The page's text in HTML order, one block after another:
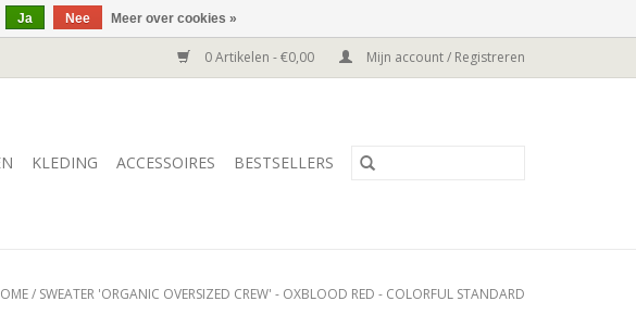
0 Artikelen - €0,00 Mijn account / Registreren
KLEDING ACCESSOIRES BESTSELLERS
/ SWEATER 'ORGANIC OVERSIZED CREW' - OXBLOOD RED - COLORFUL STANDARD
Ja Nee Meer over cookies »